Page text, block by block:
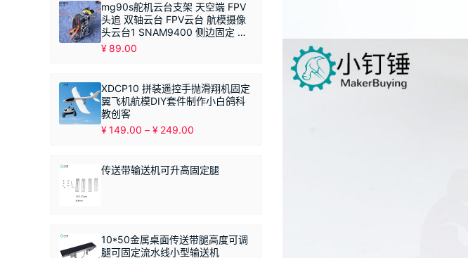
mg90s舵机云台支架 天空端 FPV
头追 双轴云台 FPV云台 航模摄像
头云台1 SNAM9400 侧边固定 不
带摄像头
¥89.00
XDCP10 拼装遥控手抛滑翔机固定
翼飞机航模DIY套件制作小白鸽科
教创客
¥149.00 – ¥ 249.00
围：
传送带输送机可升高固定腿
10*50金属桌面传送带腿高度可调
腿可固定流水线小型输送机